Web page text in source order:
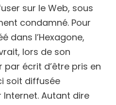
sur le Web, sous
condamné. Pour
dans l’Hexagone,
lors de son
écrit d’être pris en
soit diffusée
Internet. Autant dire